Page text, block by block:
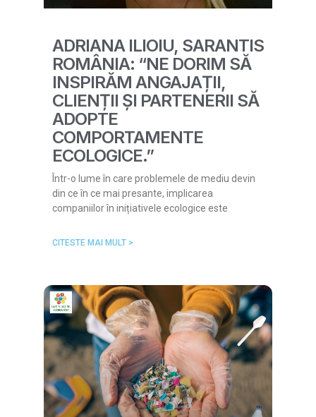
ADRIANA ILIOIU, SARANTIS
ROMÂNIA: “NE DORIM SĂ
INSPIRĂM ANGAJAȚII,
CLIENȚII ȘI PARTENERII SĂ
ADOPTE
COMPORTAMENTE
ECOLOGICE.”
Într-o lume în care problemele de mediu devin
din ce în ce mai presante, implicarea
companiilor în inițiativele ecologice este
CITESTE MAI MULT >